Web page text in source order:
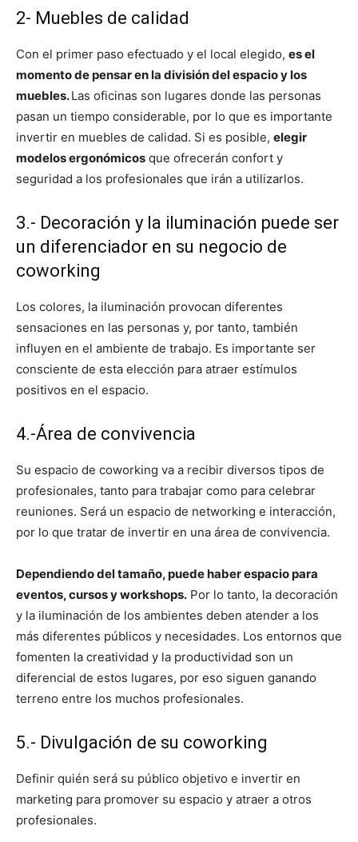
2- Muebles de calidad
Con el primer paso efectuado y el local elegido, es el
momento de pensar en la división del espacio y los
muebles.Las oficinas son lugares donde las personas
pasan un tiempo considerable, por lo que es importante
invertir en muebles de calidad. Si es posible, elegir
modelos ergonómicos que ofrecerán confort y
seguridad a los profesionales que irán a utilizarlos.
3.- Decoración y la iluminación puede ser
un diferenciador en su negocio de
coworking
Los colores, la iluminación provocan diferentes
sensaciones en las personas y, por tanto, también
influyen en el ambiente de trabajo. Es importante ser
consciente de esta elección para atraer estímulos
positivos en el espacio.
4.-Área de convivencia
Su espacio de coworking va a recibir diversos tipos de
profesionales, tanto para trabajar como para celebrar
reuniones. Será un espacio de networking e interacción,
por lo que tratar de invertir en una área de convivencia.
Dependiendo del tamaño, puede haber espacio para
eventos, cursos y workshops. Por lo tanto, la decoración
y la iluminación de los ambientes deben atender a los
más diferentes públicos y necesidades. Los entornos que
fomenten la creatividad y la productividad son un
diferencial de estos lugares, por eso siguen ganando
terreno entre los muchos profesionales.
5.- Divulgación de su coworking
Definir quién será su público objetivo e invertir en
marketing para promover su espacio y atraer a otros
profesionales.